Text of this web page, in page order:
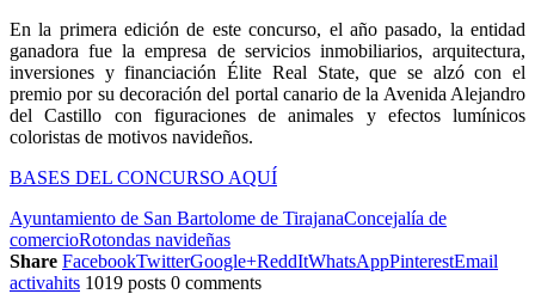
En la primera edición de este concurso, el año pasado, la entidad
ganadora fue la empresa de servicios inmobiliarios, arquitectura,
inversiones y financiación Élite Real State, que se alzó con el
premio por su decoración del portal canario de la Avenida Alejandro
del Castillo con figuraciones de animales y efectos lumínicos
coloristas de motivos navideños.
BASES DEL CONCURSO AQUÍ
Ayuntamiento de San Bartolome de TirajanaConcejalía de
comercioRotondas navideñas
Share FacebookTwitterGoogle+ReddItWhatsAppPinterestEmail
activahits 1019 posts 0 comments